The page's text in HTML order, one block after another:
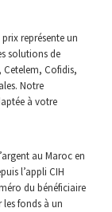
représente un
solutions de
Cetelem, Cofidis,
Notre
à votre
au Maroc en
l’appli CIH
du bénéficiaire
les fonds à un